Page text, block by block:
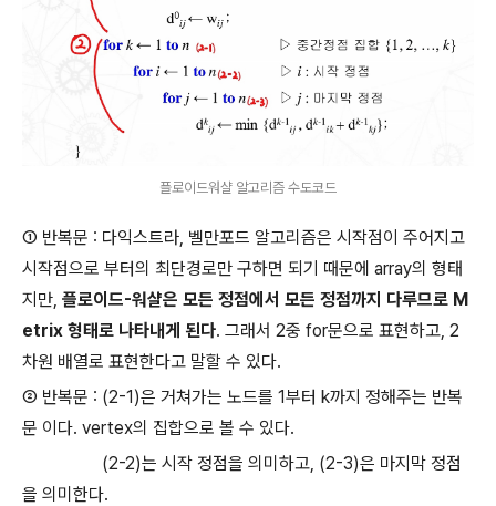
플로이드워샬 알고리즘 수도코드
① 반복문 : 다익스트라, 벨만포드 알고리즘은 시작점이 주어지고
시작점으로 부터의 최단경로만 구하면 되기 때문에 array의 형태
지만, 플로이드-워샬은 모든 정점에서 모든 정점까지 다루므로 M
etrix 형태로 나타내게 된다. 그래서 2중 for문으로 표현하고, 2
차원 배열로 표현한다고 말할 수 있다.
② 반복문 : (2-1)은 거쳐가는 노드를 1부터 k까지 정해주는 반복
문 이다. vertex의 집합으로 볼 수 있다.
(2-2)는 시작 정점을 의미하고, (2-3)은 마지막 정점
을 의미한다.